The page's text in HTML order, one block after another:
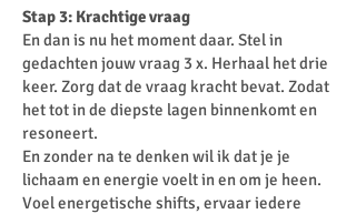
Stap 3: Krachtige vraag
En dan is nu het moment daar. Stel in
gedachten jouw vraag 3 x. Herhaal het drie
keer. Zorg dat de vraag kracht bevat. Zodat
het tot in de diepste lagen binnenkomt en
resoneert.
En zonder na te denken wil ik dat je je
lichaam en energie voelt in en om je heen.
Voel energetische shifts, ervaar iedere